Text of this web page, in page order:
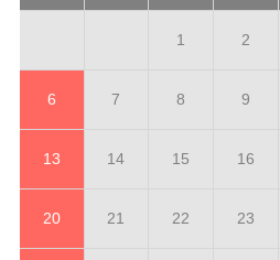
1 2
6 7 8 9
13 14 15 16
20 21 22 23